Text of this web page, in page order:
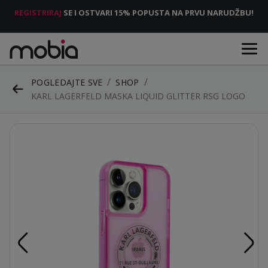
REGISTRIRAJ SE I OSTVARI 15% POPUSTA NA PRVU NARUDŽBU!
POGLEDAJTE SVE
SHOP
KARL LAGERFELD MASKA LIQUID GLITTER RSG LOGO